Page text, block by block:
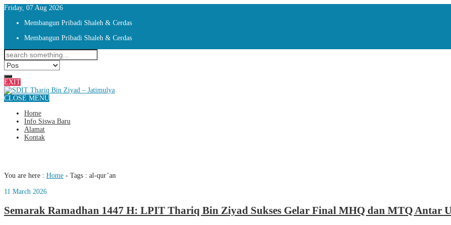
Friday, 07 Aug 2026
Membangun Pribadi Shaleh & Cerdas
Membangun Pribadi Shaleh & Cerdas
EXIT
CLOSE MENU
Home
Info Siswa Baru
Alamat
Kontak
You are here : Home - Tags : al-qur’an
11 March 2026
Semarak Ramadhan 1447 H: LPIT Thariq Bin Ziyad Sukses Gelar Final MHQ dan MTQ Antar